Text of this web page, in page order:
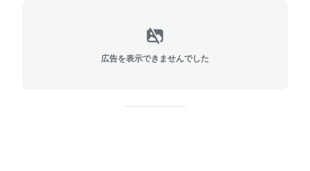
広告を表示できませんでした